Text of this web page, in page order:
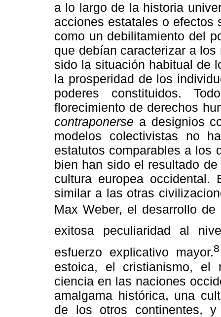
a lo largo de la historia
acciones estatales o efectos
como un debilitamiento del
que debían caracterizar a
sido la situación habitual de
la prosperidad de los
poderes constituidos.
florecimiento de derechos
contraponerse a designios
modelos colectivistas no
estatutos comparables a los
bien han sido el resultado
cultura europea
similar a las otras
Max Weber, el desarrollo de
exitosa peculiaridad al
esfuerzo explicativo mayor.8
estoica, el cristianismo, el
ciencia en las naciones
amalgama histórica, una
de los otros continentes,